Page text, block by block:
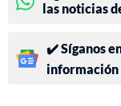
las noticias
✔️ Síganos
información